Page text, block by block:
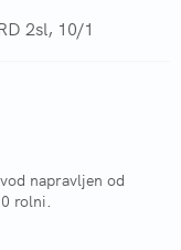
2sl, 10/1
napravljen od
rolni.